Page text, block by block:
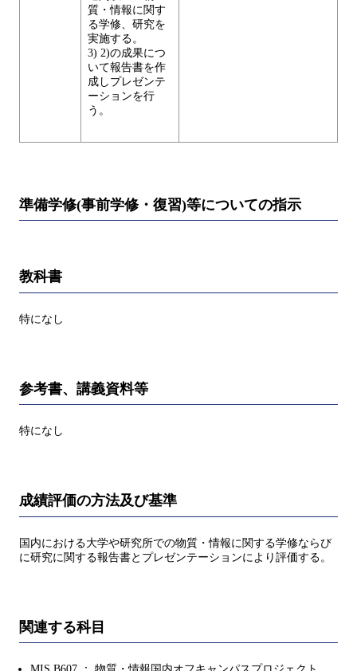
質・情報に関す
る学修、研究を
実施する。
3) 2)の成果につ
いて報告書を作
成しプレゼンテ
ーションを行
う。
準備学修(事前学修・復習)等についての指示
教科書
特になし
参考書、講義資料等
特になし
成績評価の方法及び基準
国内における大学や研究所での物質・情報に関する学修ならび
に研究に関する報告書とプレゼンテーションにより評価する。
関連する科目